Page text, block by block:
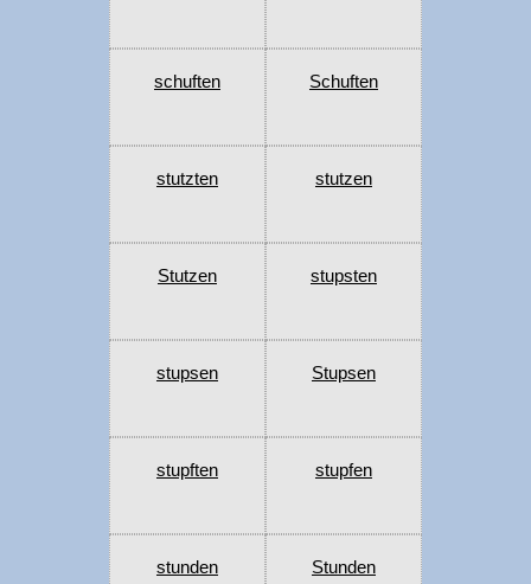
schuften Schuften
stutzten stutzen
Stutzen stupsten
stupsen Stupsen
stupften stupfen
stunden Stunden